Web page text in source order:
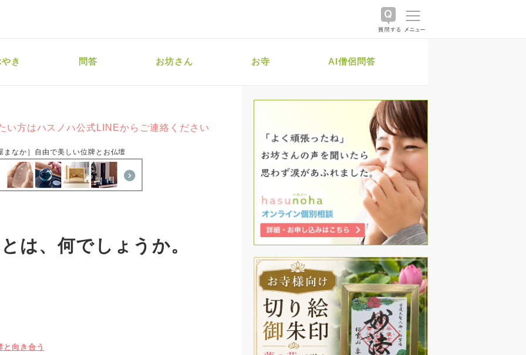
き 問答 お坊さん お寺 AI僧侶問答
い方はハスノハ公式LINEからご連絡ください
まなか］自由で美しい位牌とお仏壇
は、何でしょうか。
向き合う